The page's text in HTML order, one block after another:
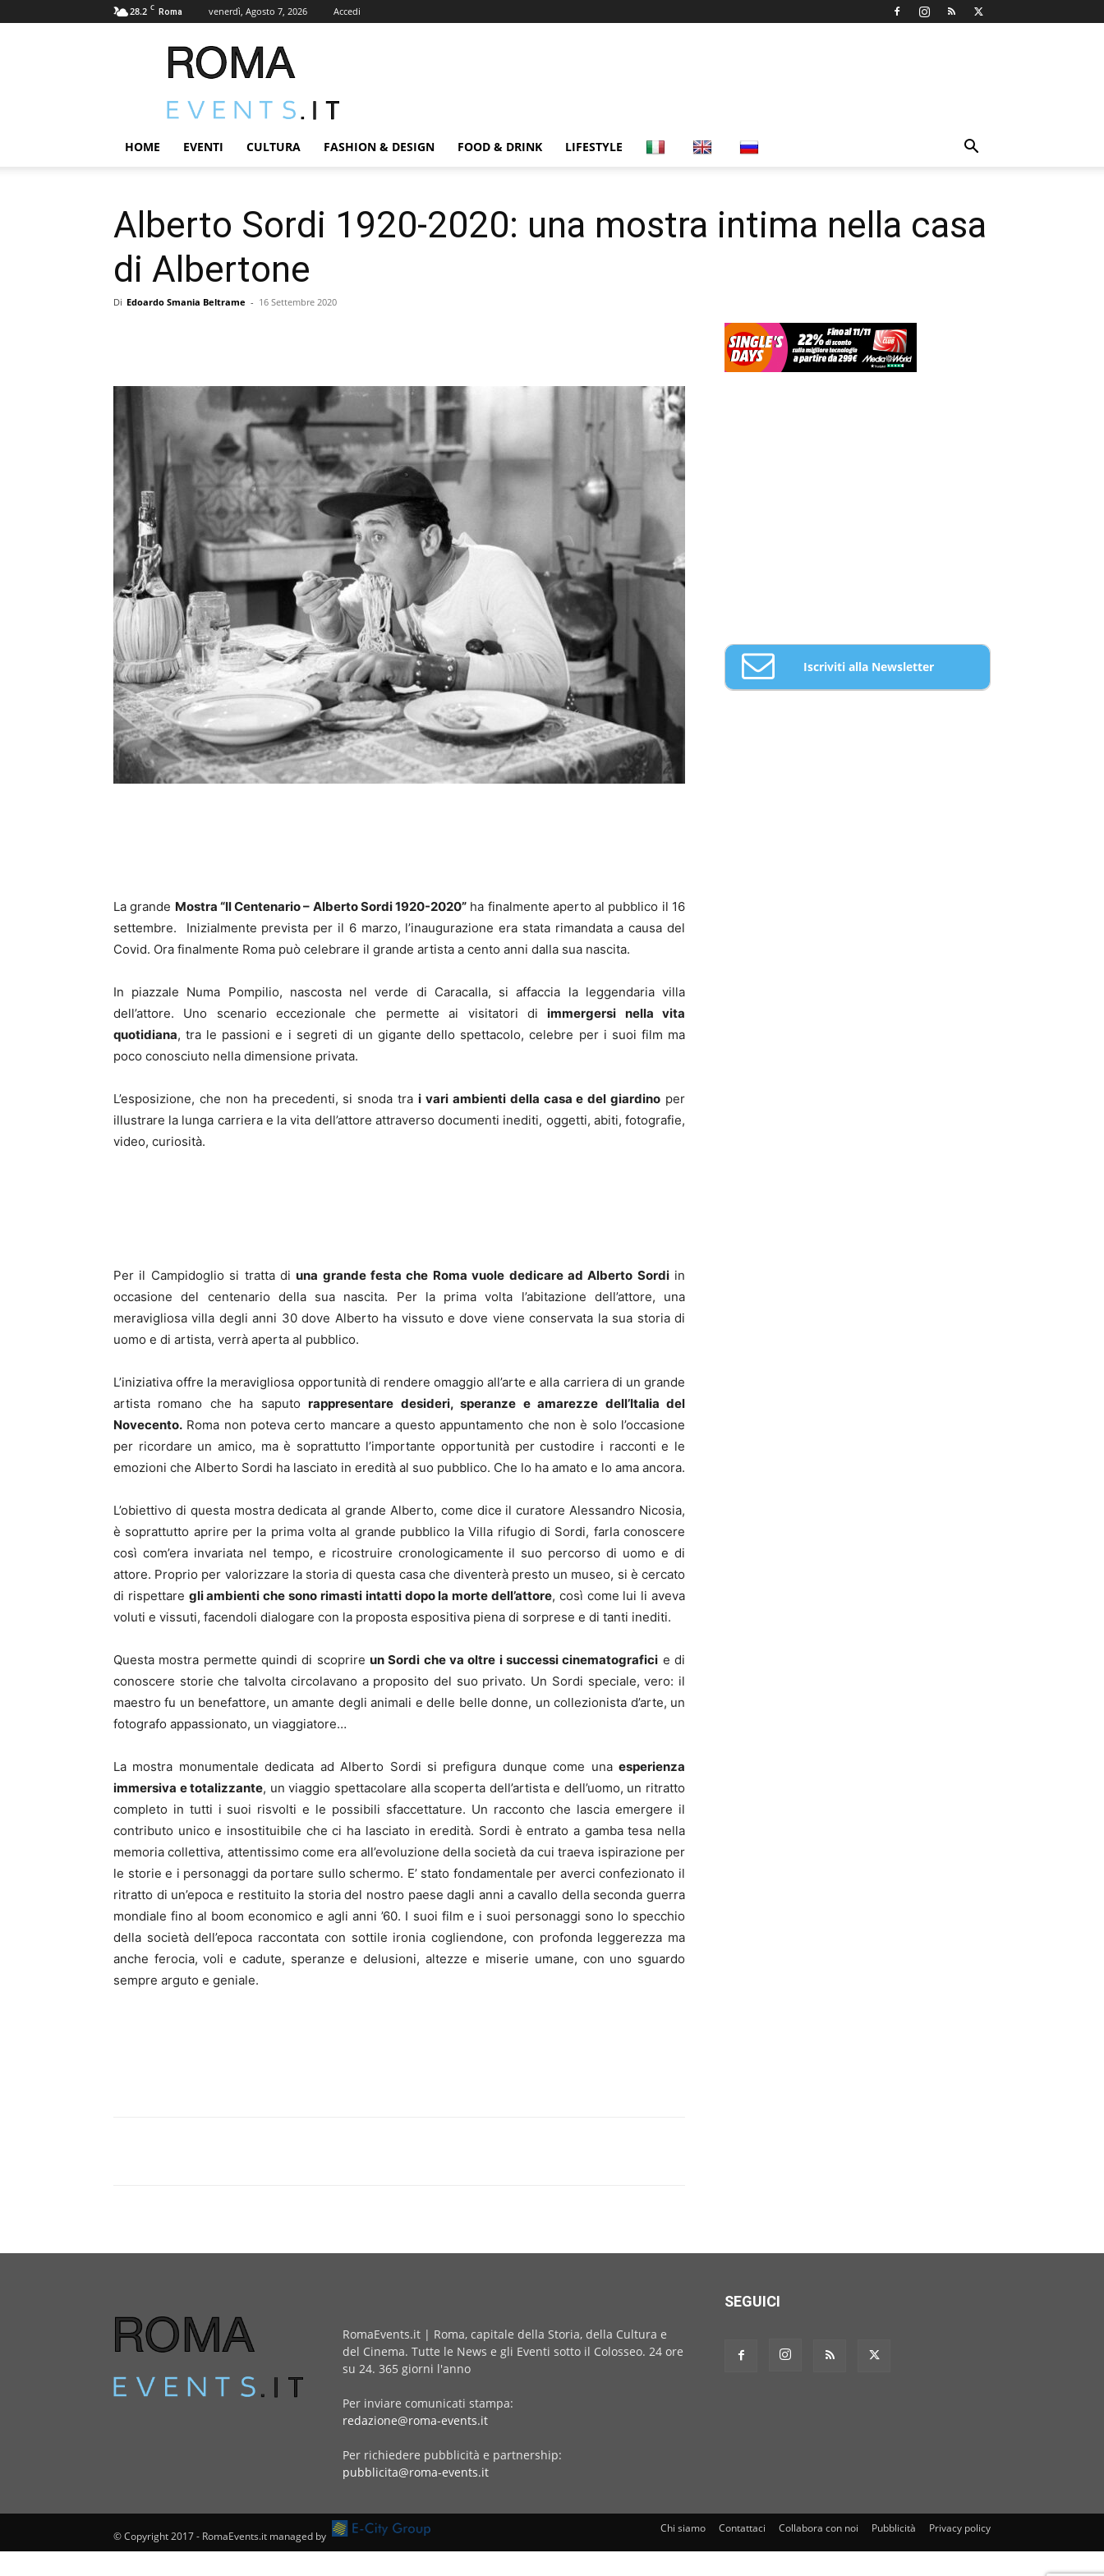
28.2 C Roma venerdì, Agosto 7, 2026 Accedi
ROMA-
EVENTS.IT
News
2.0
ed
HOME EVENTI CULTURA FASHION & DESIGN FOOD & DRINK LIFESTYLE
Alberto Sordi 1920-2020: una mostra intima nella casa
di Albertone
Di Edoardo Smania Beltrame - 16 Settembre 2020
La grande Mostra “Il Centenario – Alberto Sordi 1920-2020” ha finalmente aperto al pubblico il 16
settembre. Inizialmente prevista per il 6 marzo, l’inaugurazione era stata rimandata a causa del
Covid. Ora finalmente Roma può celebrare il grande artista a cento anni dalla sua nascita.
In piazzale Numa Pompilio, nascosta nel verde di Caracalla, si affaccia la leggendaria villa
dell’attore. Uno scenario eccezionale che permette ai visitatori diimmergersi nella vita
quotidiana, tra le passioni e i segreti di un gigante dello spettacolo, celebre per i suoi film ma
poco conosciuto nella dimensione privata.
L’esposizione, che non ha precedenti, si snoda tra i vari ambienti della casa e del giardino per
illustrare la lunga carriera e la vita dell’attore attraverso documenti inediti, oggetti, abiti, fotografie,
video, curiosità.
Per il Campidoglio si tratta diuna grande festa che Roma vuole dedicare ad Alberto Sordiin
occasione del centenario della sua nascita. Per la prima volta l’abitazione dell’attore, una
meravigliosa villa degli anni 30 dove Alberto ha vissuto e dove viene conservata la sua storia di
uomo e di artista, verrà aperta al pubblico.
L’iniziativa offre la meravigliosa opportunità di rendere omaggio all’arte e alla carriera di un grande
artista romano che ha saputorappresentare desideri, speranze e amarezze dell’Italia del
Novecento. Roma non poteva certo mancare a questo appuntamento che non è solo l’occasione
per ricordare un amico, ma è soprattutto l’importante opportunità per custodire i racconti e le
emozioni che Alberto Sordi ha lasciato in eredità al suo pubblico. Che lo ha amato e lo ama ancora.
L’obiettivo di questa mostra dedicata al grande Alberto, come dice il curatore Alessandro Nicosia,
è soprattutto aprire per la prima volta al grande pubblico la Villa rifugio di Sordi, farla conoscere
così com’era invariata nel tempo, e ricostruire cronologicamente il suo percorso di uomo e di
attore. Proprio per valorizzare la storia di questa casa che diventerà presto un museo, si è cercato
di rispettare gli ambienti che sono rimasti intatti dopo la morte dell’attore, così come lui li aveva
voluti e vissuti, facendoli dialogare con la proposta espositiva piena di sorprese e di tanti inediti.
Questa mostra permette quindi di scoprire un Sordi che va oltre i successi cinematografici e di
conoscere storie che talvolta circolavano a proposito del suo privato. Un Sordi speciale, vero: il
maestro fu un benefattore, un amante degli animali e delle belle donne, un collezionista d’arte, un
fotografo appassionato, un viaggiatore…
La mostra monumentale dedicata ad Alberto Sordi si prefigura dunque come una esperienza
immersiva e totalizzante, un viaggio spettacolare alla scoperta dell’artista e dell’uomo, un ritratto
completo in tutti i suoi risvolti e le possibili sfaccettature. Un racconto che lascia emergere il
contributo unico e insostituibile che ci ha lasciato in eredità. Sordi è entrato a gamba tesa nella
memoria collettiva, attentissimo come era all’evoluzione della società da cui traeva ispirazione per
le storie e i personaggi da portare sullo schermo. E’ stato fondamentale per averci confezionato il
ritratto di un’epoca e restituito la storia del nostro paese dagli anni a cavallo della seconda guerra
mondiale fino al boom economico e agli anni ’60. I suoi film e i suoi personaggi sono lo specchio
della società dell’epoca raccontata con sottile ironia cogliendone, con profonda leggerezza ma
anche ferocia, voli e cadute, speranze e delusioni, altezze e miserie umane, con uno sguardo
sempre arguto e geniale.
Iscriviti alla Newsletter
RomaEvents.it | Roma, capitale della Storia, della Cultura e
del Cinema. Tutte le News e gli Eventi sotto il Colosseo. 24 ore
su 24. 365 giorni l'anno
Per inviare comunicati stampa:
redazione@roma-events.it
Per richiedere pubblicità e partnership:
pubblicita@roma-events.it
SEGUICI
Chi siamo Contattaci Collabora con noi Pubblicità Privacy policy
© Copyright 2017 - RomaEvents.it managed by